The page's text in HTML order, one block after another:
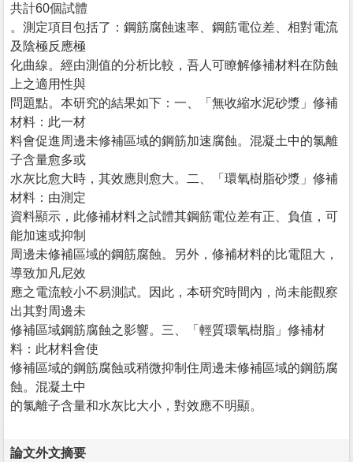
共計60個試體
。測定項目包括了：鋼筋腐蝕速率、鋼筋電位差、相對電流
及陰極反應極
化曲線。經由測值的分析比較，吾人可瞭解修補材料在防蝕
上之適用性與
問題點。本研究的結果如下：一、「無收縮水泥砂漿」修補
材料：此一材
料會促進周邊未修補區域的鋼筋加速腐蝕。混凝土中的氯離
子含量愈多或
水灰比愈大時，其效應則愈大。二、「環氧樹脂砂漿」修補
材料：由測定
資料顯示，此修補材料之試體其鋼筋電位差有正、負值，可
能加速或抑制
周邊未修補區域的鋼筋腐蝕。另外，修補材料的比電阻大，
導致加凡尼效
應之電流較小不易測試。因此，本研究時間內，尚未能觀察
出其對周邊未
修補區域鋼筋腐蝕之影響。三、「輕質環氧樹脂」修補材
料：此材料會使
修補區域的鋼筋腐蝕或稍微抑制住周邊未修補區域的鋼筋腐
蝕。混凝土中
的氯離子含量和水灰比大小，對效應不明顯。
論文外文摘要